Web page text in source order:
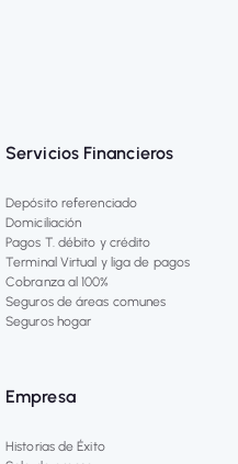
Servicios Financieros
Depósito referenciado
Domiciliación
Pagos T. débito y crédito
Terminal Virtual y liga de pagos
Cobranza al 100%
Seguros de áreas comunes
Seguros hogar
Empresa
Historias de Éxito